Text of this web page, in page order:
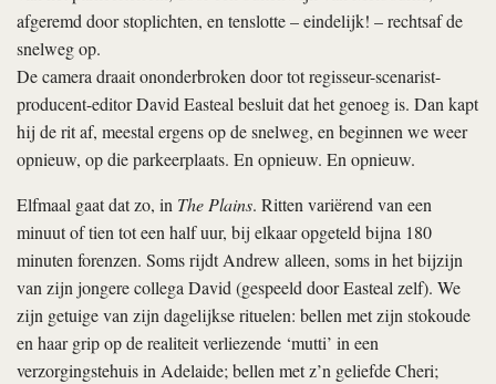
afgeremd door stoplichten, en tenslotte – eindelijk! – rechtsaf de
snelweg op.
De camera draait ononderbroken door tot regisseur-scenarist-
producent-editor David Easteal besluit dat het genoeg is. Dan kapt
hij de rit af, meestal ergens op de snelweg, en beginnen we weer
opnieuw, op die parkeerplaats. En opnieuw. En opnieuw.
Elfmaal gaat dat zo, in The Plains. Ritten variërend van een
minuut of tien tot een half uur, bij elkaar opgeteld bijna 180
minuten forenzen. Soms rijdt Andrew alleen, soms in het bijzijn
van zijn jongere collega David (gespeeld door Easteal zelf). We
zijn getuige van zijn dagelijkse rituelen: bellen met zijn stokoude
en haar grip op de realiteit verliezende ‘mutti’ in een
verzorgingstehuis in Adelaide; bellen met z’n geliefde Cheri;